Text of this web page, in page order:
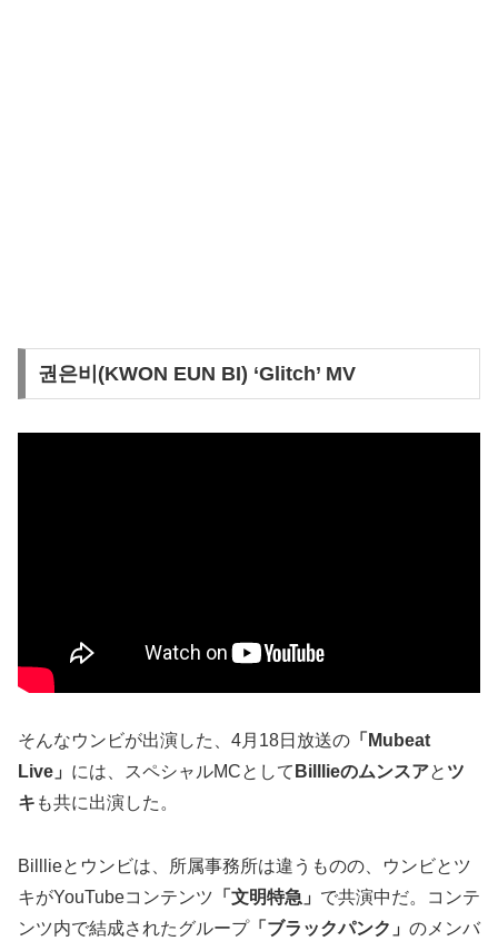
권은비(KWON EUN BI) ‘Glitch’ MV
そんなウンビが出演した、4月18日放送の 「Mubeat
Live」 には、スペシャルMCとして Billlieのムンスアと ツ
キ も共に出演した。
Billlieとウンビは、所属事務所は違うものの、ウンビとツ
キがYouTubeコンテンツ 「文明特急」 で共演中だ。コンテ
ンツ内で結成されたグループ「ブラックパンク」 のメンバ